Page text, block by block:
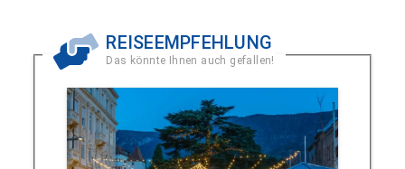
REISEEMPFEHLUNG
Das könnte Ihnen auch gefallen!